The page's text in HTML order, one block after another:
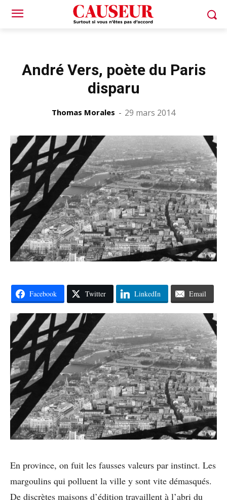
André Vers, poète du Paris
disparu
Thomas Morales - 29 mars 2014
Facebook Twitter LinkedIn Email
En province, on fuit les fausses valeurs par instinct. Les
margoulins qui polluent la ville y sont vite démasqués.
De discrètes maisons d’édition travaillent à l’abri du